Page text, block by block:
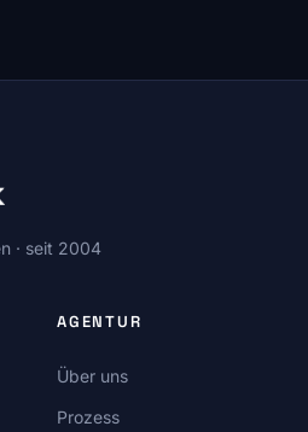
· seit 2004
AGENTUR
Über uns
Prozess